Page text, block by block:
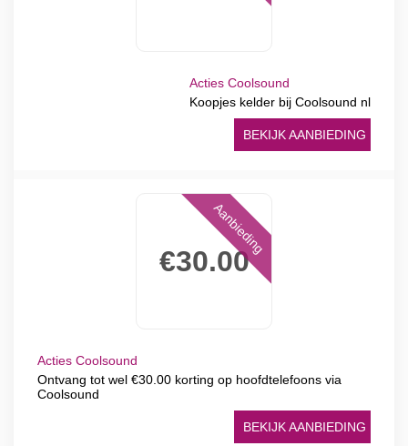
Acties Coolsound
Koopjes kelder bij Coolsound nl
BEKIJK AANBIEDING
€30.00
Aanbieding
Acties Coolsound
Ontvang tot wel €30.00 korting op hoofdtelefoons via
Coolsound
BEKIJK AANBIEDING